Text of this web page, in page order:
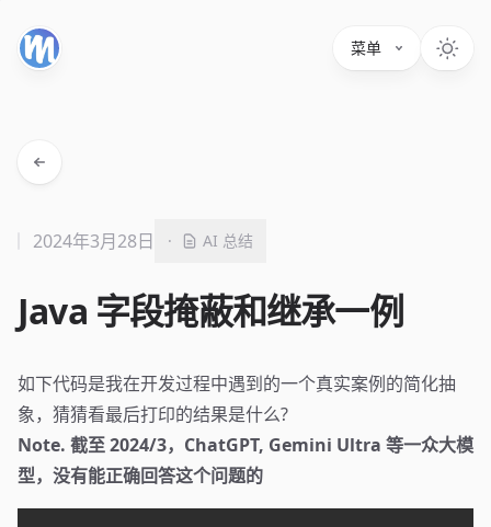
菜单
Java 字段掩蔽和继承一例
2024年3月28日 · AI 总结
如下代码是我在开发过程中遇到的一个真实案例的简化抽
象，猜猜看最后打印的结果是什么?
Note. 截至 2024/3，ChatGPT, Gemini Ultra 等一众大模
型，没有能正确回答这个问题的